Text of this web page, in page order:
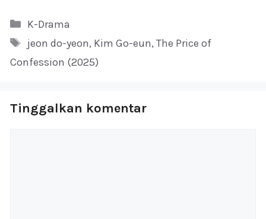
Kategori
K-Drama
Tag
jeon do-yeon, Kim Go-eun, The Price of
Confession (2025)
Tinggalkan komentar